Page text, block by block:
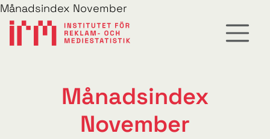
Månadsindex November
Månadsindex
November